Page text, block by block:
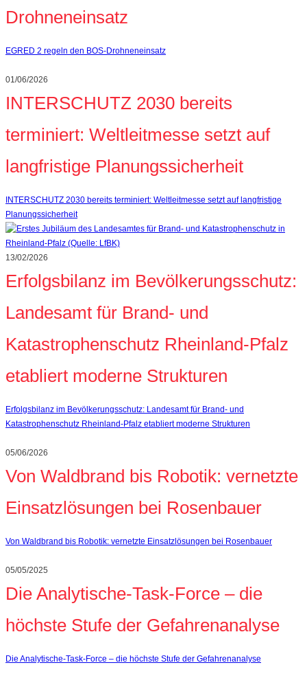
Drohneneinsatz
EGRED 2 regeln den BOS-Drohneneinsatz
01/06/2026
INTERSCHUTZ 2030 bereits
terminiert: Weltleitmesse setzt auf
langfristige Planungssicherheit
INTERSCHUTZ 2030 bereits terminiert: Weltleitmesse setzt auf langfristige
Planungssicherheit
13/02/2026
Erfolgsbilanz im Bevölkerungsschutz:
Landesamt für Brand‑ und
Katastrophenschutz Rheinland‑Pfalz
etabliert moderne Strukturen
Erfolgsbilanz im Bevölkerungsschutz: Landesamt für Brand‑ und
Katastrophenschutz Rheinland‑Pfalz etabliert moderne Strukturen
05/06/2026
Von Waldbrand bis Robotik: vernetzte
Einsatzlösungen bei Rosenbauer
Von Waldbrand bis Robotik: vernetzte Einsatzlösungen bei Rosenbauer
05/05/2025
Die Analytische-Task-Force – die
höchste Stufe der Gefahrenanalyse
Die Analytische-Task-Force – die höchste Stufe der Gefahrenanalyse